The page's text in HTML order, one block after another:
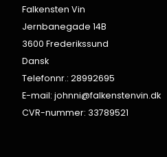
Falkensten Vin
Jernbanegade 14B
3600 Frederikssund
Dansk
Telefonnr.: 28992695
E-mail: johnni@falkenstenvin.dk
CVR-nummer: 33789521